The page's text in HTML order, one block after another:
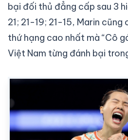
bại đối thủ đẳng cấp sau 3
21; 21-19; 21-15, Marin
thứ hạng cao nhất mà “Cô
Việt Nam từng đánh bại